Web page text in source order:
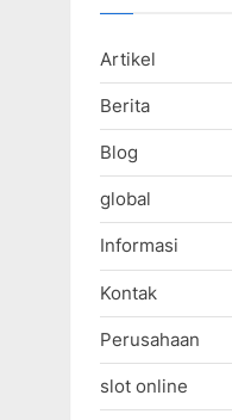
Artikel
Berita
Blog
global
Informasi
Kontak
Perusahaan
slot online